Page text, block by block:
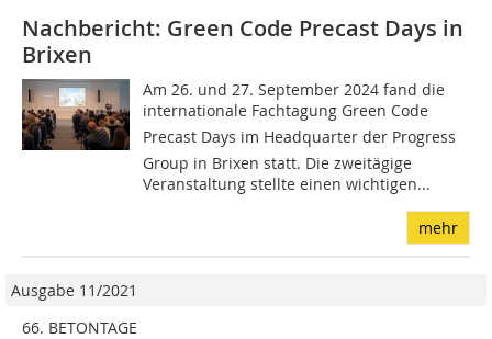
Nachbericht: Green Code Precast Days in
Brixen
Am 26. und 27. September 2024 fand die
internationale Fachtagung Green Code
Precast Days im Headquarter der Progress
Group in Brixen statt. Die zweitägige
Veranstaltung stellte einen wichtigen...
mehr
Ausgabe 11/2021
66. BETONTAGE